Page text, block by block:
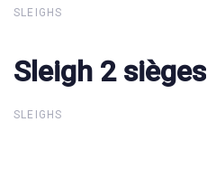
SLEIGHS
Sleigh 2 sièges
Sleigh 2 sièges
SLEIGHS